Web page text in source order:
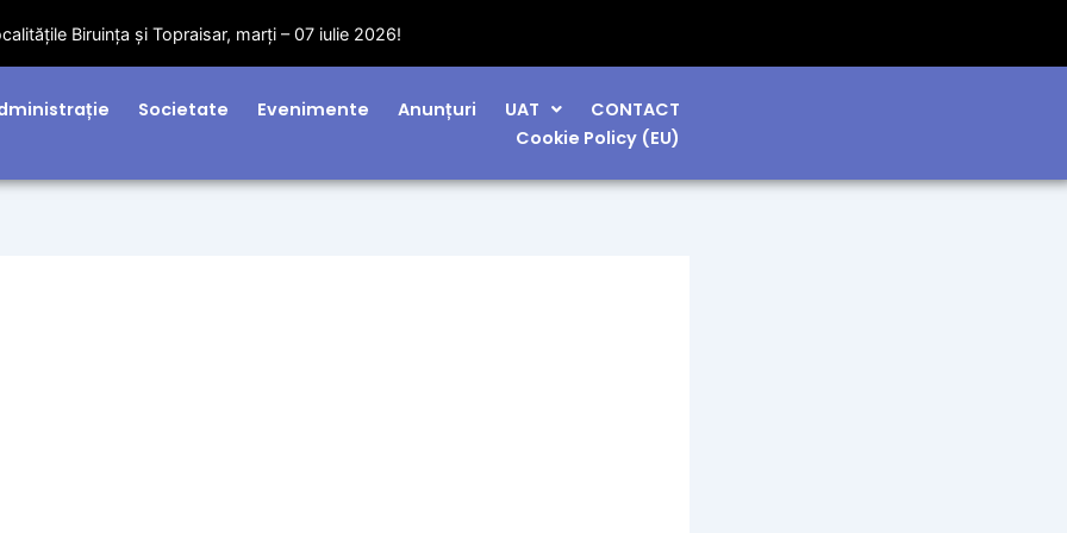
Biruința și Topraisar, marți – 07 iulie 2026!
Societate Evenimente Anunțuri UAT
CONTACT
Cookie Policy (EU)